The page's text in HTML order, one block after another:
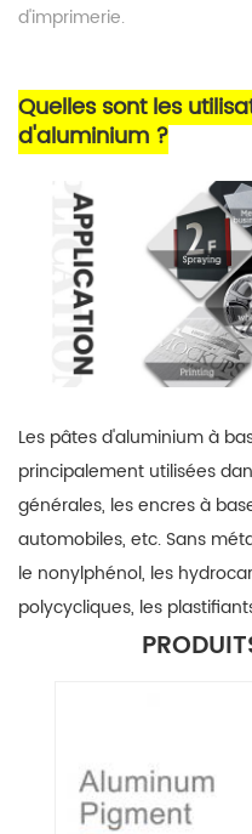
d'imprimerie.
Quelles sont les
d'aluminium ?
Les pâtes d'aluminium à
principalement utilisées
générales, les encres à
automobiles, etc. Sans
le nonylphénol, les
polycycliques, les